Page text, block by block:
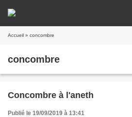
Accueil » concombre
concombre
Concombre à l'aneth
Publié le 19/09/2019 à 13:41